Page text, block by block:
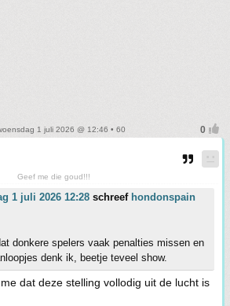
1 juli 2026 @ 12:46 • 60
Geef me die goud!!!
1 juli 2026 12:28 schreef hondonspain
donkere spelers vaak penalties missen en
denk ik, beetje teveel show.
dat deze stelling vollodig uit de lucht is